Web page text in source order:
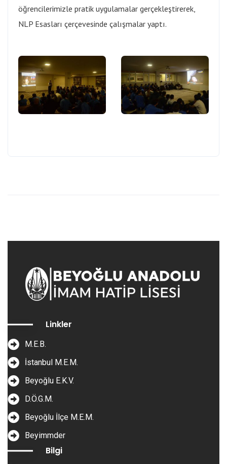
öğrencilerimizle pratik uygulamalar gerçekleştirerek,
NLP Esasları çerçevesinde çalışmalar yaptı.
Linkler
M.E.B.
İstanbul M.E.M.
Beyoğlu E.K.V.
D.Ö.G.M.
Beyoğlu İlçe M.E.M.
Beyimmder
Bilgi